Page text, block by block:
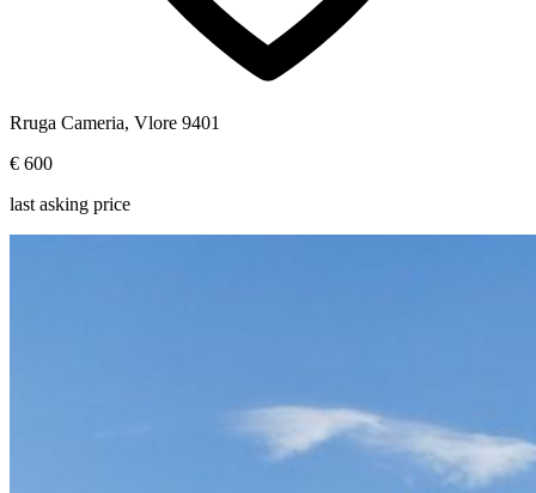
Rruga Cameria, Vlore 9401
€ 600
last asking price